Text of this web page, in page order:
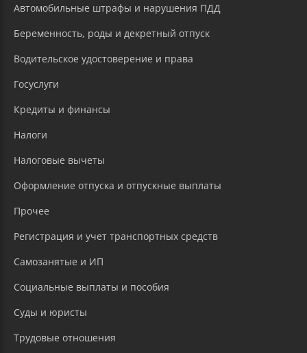
Автомобильные штрафы и нарушения ПДД
Беременность, роды и декретный отпуск
Водительское удостоверение и права
Госуслуги
Кредиты и финансы
Налоги
Налоговые вычеты
Оформление отпуска и отпускные выплаты
Прочее
Регистрация и учет транспортных средств
Самозанятые и ИП
Социальные выплаты и пособия
Суды и юристы
Трудовые отношения